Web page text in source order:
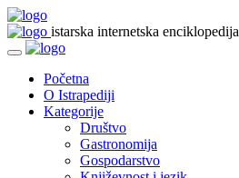
istarska internetska enciklopedija
Početna
O Istrapediji
Kategorije
Društvo
Gastronomija
Gospodarstvo